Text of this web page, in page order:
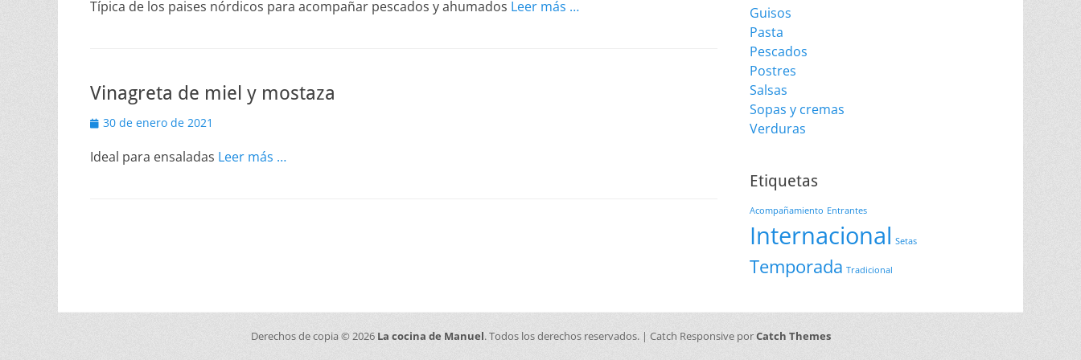
Típica de los paises nórdicos para acompañar pescados y ahumados Leer más …
Vinagreta de miel y mostaza
Publicado
30 de enero de 2021
Ideal para ensaladas Leer más …
Guisos
Pasta
Pescados
Postres
Salsas
Sopas y cremas
Verduras
Etiquetas
Acompañamiento Entrantes
Internacional Setas
Temporada Tradicional
Derechos de copia © 2026 La cocina de Manuel. Todos los derechos reservados. | Catch Responsive porCatch Themes